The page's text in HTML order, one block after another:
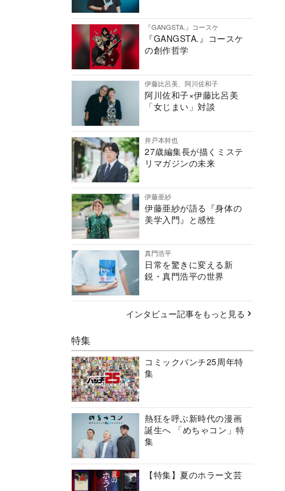
『GANGSTA.』コースケ
『GANGSTA.』コースケ
の創作哲学
伊藤比呂美、阿川佐和子
阿川佐和子×伊藤比呂美
「女じまい」対談
井戸本幹也
27歳編集長が描くミステ
リマガジンの未来
伊藤亜紗
伊藤亜紗が語る『身体の
美学入門』と感性
真門浩平
日常を驚きに変える新
鋭・真門浩平の世界
インタビュー記事をもっと見る
特集
コミックバンチ25周年特
集
熱狂を呼ぶ新時代の漫画
誕生へ 「めちゃコン」特
集
【特集】夏のホラー文芸